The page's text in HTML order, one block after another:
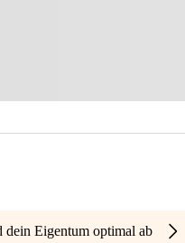
dein Eigentum optimal ab